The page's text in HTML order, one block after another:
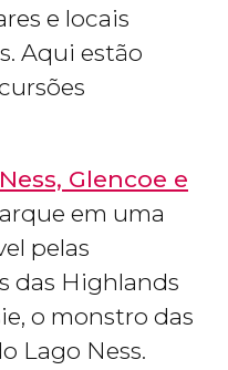
e locais
Aqui estão
Glencoe e
em uma
pelas
das Highlands
o monstro das
Lago Ness.